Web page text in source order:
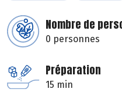
Nombre de
0 personnes
Préparation
15 min